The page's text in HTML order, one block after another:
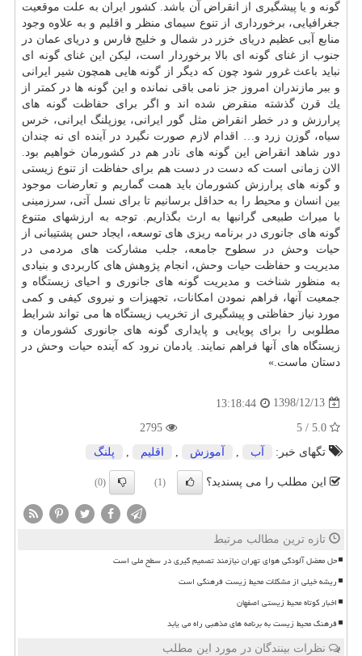
گونه و یا پیشگیری از انقراض آن باشد. كشور ایران به علت موقعیت
جغرافیایی، برخورداری از تنوع سیمای منظر و اقلیم و به علاوه وجود
منابع آبی عظیم دریای خزر در شمال و خلیج فارس و دریای عمان در
جنوب از غنای گونه ای بالا برخوردار است، لیكن این غنای گونه ای
نباید باعث غرور شود چون كه دیگر از گونه هایی همچون شیر ایرانی
و ببر مازندران امروز جز نامی باقی نمانده و این گونه ها در كمتر از
یك قرن گذشته منقرض شده اند و اگر برای حفاظت گونه های
پرارزش و در خطر انقراض مثل گور ایرانی، یوزپلنگ ایرانی، خرس
سیاه، گوزن زرد و… اقدام لازم صورت نگیرد در آینده ای نه چندان
دور شاهد انقراض این گونه های نادر هم در كشورمان خواهیم بود.
الان زمانی است كه دست در دست هم برای حفاظت از تنوع زیستی
و گونه های پرارزش كشورمان باید همت گماریم و تعارضات موجود
بین انسان و محیط را به حداقل برسانیم تا برای نسل آتی، سرزمینی
با میراث طبیعی گرانبها به ارث بگذاریم. توجه به ارزشهای متنوع
گونه های جانوری در برنامه ریزی های توسعه، ایجاد حس پشتیبانی از
حیات وحش در سطوح جامعه، جلب مشاركت های مردمی در
مدیریت و حفاظت حیات وحش، انجام پژوهش های كاربردی و بنیادی
به منظور شناخت و مدیریت گونه های جانوری و احیای زیستگاه و
جمعیت آنها، فراهم نمودن امكانات، تجهیزات و نیروی كیفی و كمی
مورد نیاز حفاظتی و پیشگیری از تخریب زیستگاه ها می تواند شرایط
مطلوبی را برای پویایی و پایداری گونه های جانوری كشورمان و
زیستگاه های آنها فراهم نمایند. یادمان نرود كه آینده حیات وحش در
دستان ماست.»
1398/12/13
13:18:44
تگهای خبر:
آب , آموزش , اقلیم , پلنگ
این مطلب را می پسندید؟ (1)
(0)
تازه ترین مطالب مرتبط
حل معضل آلودگی هوای تهران نیازمند تصمیم گیری در سطح ملی است
ریشه خیلی از مشکلات محیط زیست فرهنگی است
اخبار کوتاه محیط زیستی اصفهان
فرهنگ محیط زیست به برنامه های مذهبی راه می یابد
نظرات بینندگان در مورد این مطلب